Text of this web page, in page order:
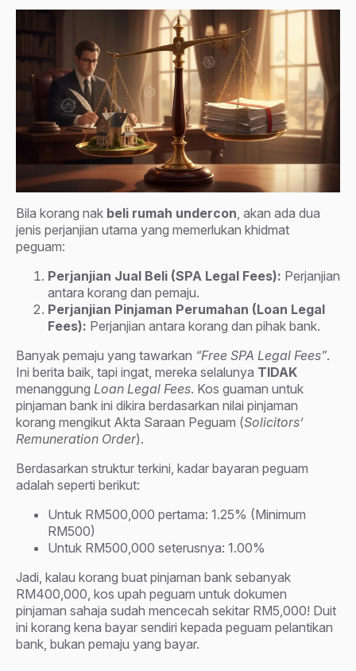
Bila korang nak beli rumah undercon , akan ada dua
jenis perjanjian utama yang memerlukan khidmat
peguam:
Perjanjian Jual Beli (SPA Legal Fees): Perjanjian
antara korang dan pemaju.
Perjanjian Pinjaman Perumahan (Loan Legal
Fees): Perjanjian antara korang dan pihak bank.
Banyak pemaju yang tawarkan “Free SPA Legal Fees”.
Ini berita baik, tapi ingat, mereka selalunya TIDAK
menanggung Loan Legal Fees. Kos guaman untuk
pinjaman bank ini dikira berdasarkan nilai pinjaman
korang mengikut Akta Saraan Peguam (Solicitors’
Remuneration Order).
Berdasarkan struktur terkini, kadar bayaran peguam
adalah seperti berikut:
Untuk RM500,000 pertama: 1.25% (Minimum
RM500)
Untuk RM500,000 seterusnya: 1.00%
Jadi, kalau korang buat pinjaman bank sebanyak
RM400,000, kos upah peguam untuk dokumen
pinjaman sahaja sudah mencecah sekitar RM5,000! Duit
ini korang kena bayar sendiri kepada peguam pelantikan
bank, bukan pemaju yang bayar.